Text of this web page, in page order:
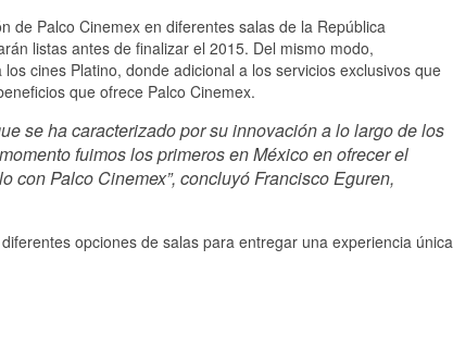
de Palco Cinemex en diferentes salas de la República
listas antes de finalizar el 2015. Del mismo modo,
cines Platino, donde adicional a los servicios exclusivos que
que ofrece Palco Cinemex.
se ha caracterizado por su innovación a lo largo de los
fuimos los primeros en México en ofrecer el
con Palco Cinemex”, concluyó Francisco Eguren,
opciones de salas para entregar una experiencia única